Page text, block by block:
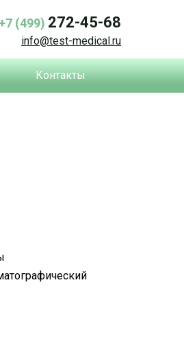
+7 (499) 272-45-68
info@test-medical.ru
Контакты